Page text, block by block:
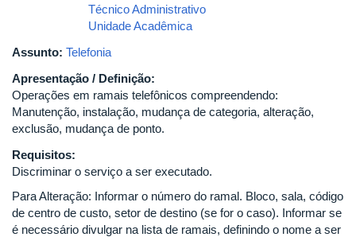
Técnico Administrativo
Unidade Acadêmica
Assunto: Telefonia
Apresentação / Definição:
Operações em ramais telefônicos compreendendo:
Manutenção, instalação, mudança de categoria, alteração,
exclusão, mudança de ponto.
Requisitos:
Discriminar o serviço a ser executado.
Para Alteração: Informar o número do ramal. Bloco, sala, código
de centro de custo, setor de destino (se for o caso). Informar se
é necessário divulgar na lista de ramais, definindo o nome a ser